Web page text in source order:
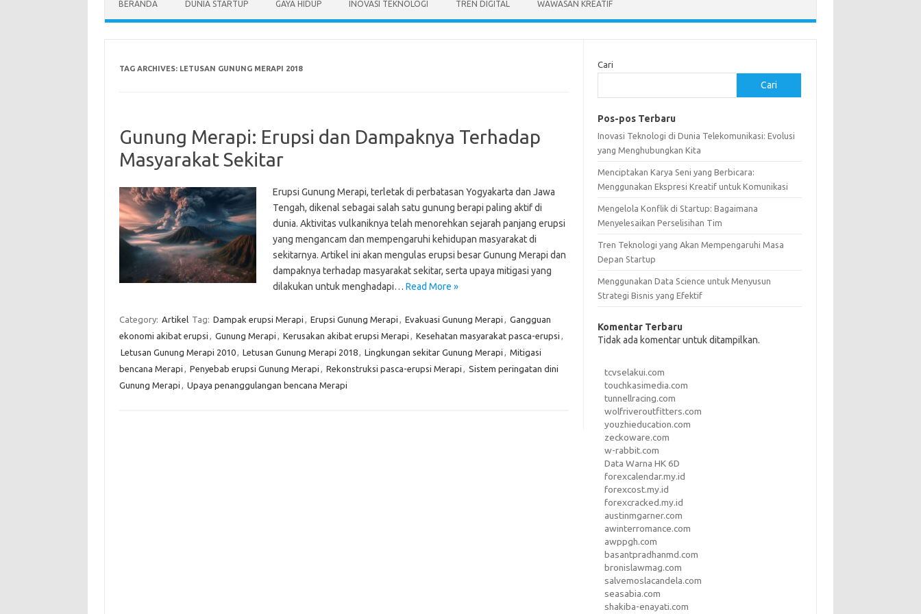
BERANDA DUNIA STARTUP GAYA HIDUP INOVASI TEKNOLOGI TREN DIGITAL WAWASAN KREATIF
TAG ARCHIVES: LETUSAN GUNUNG MERAPI 2018
Gunung Merapi: Erupsi dan Dampaknya Terhadap
Masyarakat Sekitar
Erupsi Gunung Merapi, terletak di perbatasan Yogyakarta dan Jawa
Tengah, dikenal sebagai salah satu gunung berapi paling aktif di
dunia. Aktivitas vulkaniknya telah menorehkan sejarah panjang erupsi
yang mengancam dan mempengaruhi kehidupan masyarakat di
sekitarnya. Artikel ini akan mengulas erupsi besar Gunung Merapi dan
dampaknya terhadap masyarakat sekitar, serta upaya mitigasi yang
dilakukan untuk menghadapi… Read More »
Category: Artikel Tag: Dampak erupsi Merapi , Erupsi Gunung Merapi , Evakuasi Gunung Merapi , Gangguan
ekonomi akibat erupsi , Gunung Merapi , Kerusakan akibat erupsi Merapi , Kesehatan masyarakat pasca-erupsi ,
Letusan Gunung Merapi 2010, Letusan Gunung Merapi 2018, Lingkungan sekitar Gunung Merapi , Mitigasi
bencana Merapi , Penyebab erupsi Gunung Merapi , Rekonstruksi pasca-erupsi Merapi , Sistem peringatan dini
Gunung Merapi , Upaya penanggulangan bencana Merapi
Cari
Cari
Pos-pos Terbaru
Inovasi Teknologi di Dunia Telekomunikasi: Evolusi
yang Menghubungkan Kita
Menciptakan Karya Seni yang Berbicara:
Menggunakan Ekspresi Kreatif untuk Komunikasi
Mengelola Konflik di Startup: Bagaimana
Menyelesaikan Perselisihan Tim
Tren Teknologi yang Akan Mempengaruhi Masa
Depan Startup
Menggunakan Data Science untuk Menyusun
Strategi Bisnis yang Efektif
Komentar Terbaru
Tidak ada komentar untuk ditampilkan.
tcvselakui.com
touchkasimedia.com
tunnellracing.com
wolfriveroutfitters.com
youzhieducation.com
zeckoware.com
w-rabbit.com
Data Warna HK 6D
forexcalendar.my.id
forexcost.my.id
forexcracked.my.id
austinmgarner.com
awinterromance.com
awppgh.com
basantpradhanmd.com
bronislawmag.com
salvemoslacandela.com
seasabia.com
shakiba-enayati.com